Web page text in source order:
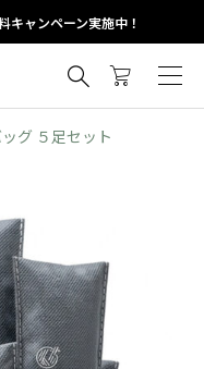
キャンペーン実施中！

グ ５足セット